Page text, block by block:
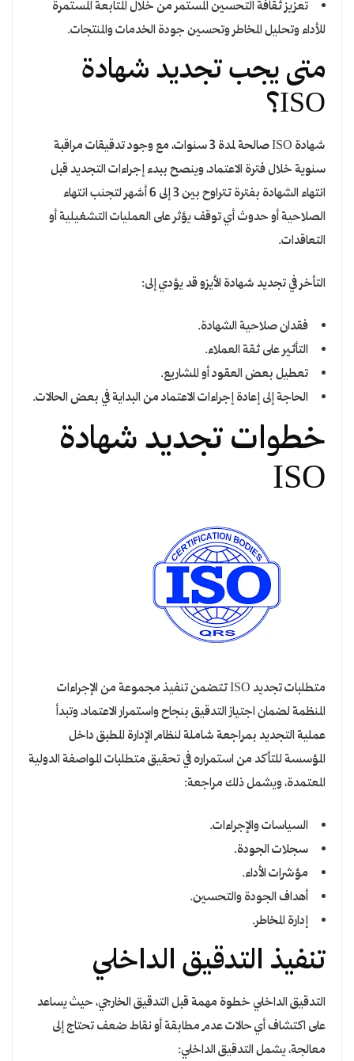
تعزيز ثقافة التحسين المستمر من خلال المتابعة المستمرة
للأداء وتحليل المخاطر وتحسين جودة الخدمات والمنتجات.
متى يجب تجديد شهادة
ISO؟
شهادة ISO صالحة لمدة 3 سنوات، مع وجود تدقيقات مراقبة
سنوية خلال فترة الاعتماد، وينصح ببدء إجراءات التجديد قبل
انتهاء الشهادة بفترة تتراوح بين 3 إلى 6 أشهر لتجنب انتهاء
الصلاحية أو حدوث أي توقف يؤثر على العمليات التشغيلية أو
التعاقدات.
التأخر في تجديد شهادة الأيزو قد يؤدي إلى:
فقدان صلاحية الشهادة.
التأثير على ثقة العملاء.
تعطيل بعض العقود أو المشاريع.
الحاجة إلى إعادة إجراءات الاعتماد من البداية في بعض الحالات.
خطوات تجديد شهادة
ISO
متطلبات تجديد ISO تتضمن تنفيذ مجموعة من الإجراءات
المنظمة لضمان اجتياز التدقيق بنجاح واستمرار الاعتماد، وتبدأ
عملية التجديد بمراجعة شاملة لنظام الإدارة المطبق داخل
المؤسسة للتأكد من استمراره في تحقيق متطلبات المواصفة الدولية
المعتمدة، ويشمل ذلك مراجعة:
السياسات والإجراءات.
سجلات الجودة.
مؤشرات الأداء.
أهداف الجودة والتحسين.
إدارة المخاطر.
تنفيذ التدقيق الداخلي
التدقيق الداخلي خطوة مهمة قبل التدقيق الخارجي، حيث يساعد
على اكتشاف أي حالات عدم مطابقة أو نقاط ضعف تحتاج إلى
معالجة، يشمل التدقيق الداخلي: